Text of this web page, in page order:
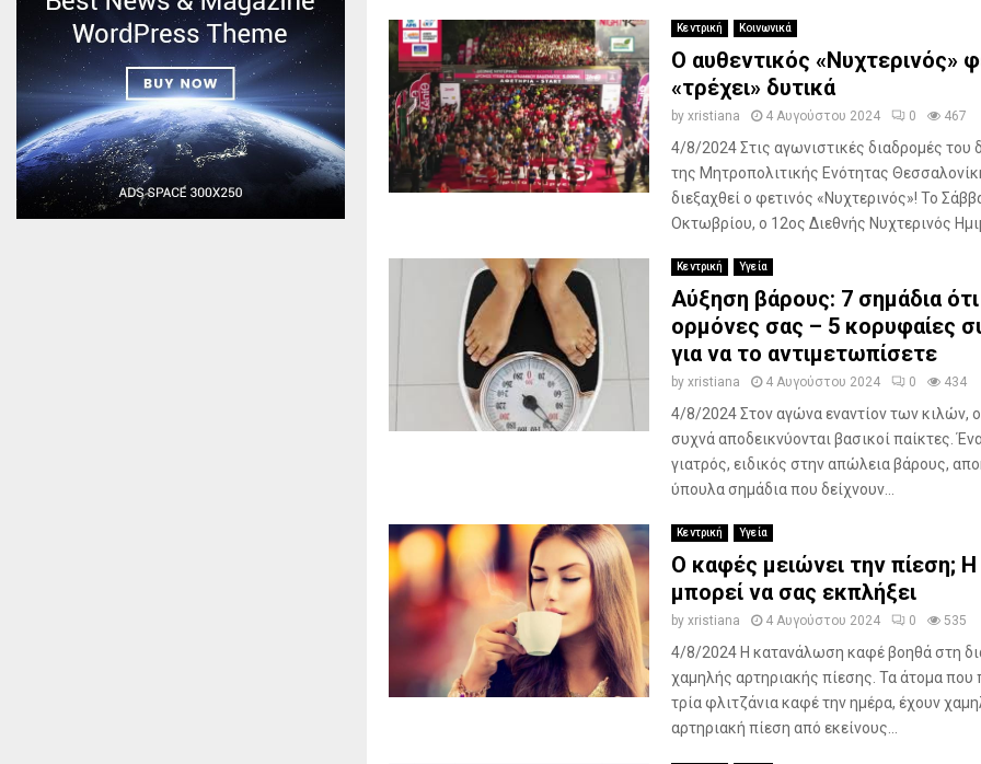
Κεντρική Κοινωνικά
Ο αυθεντικός «Νυχτερινός»
«τρέχει» δυτικά
by xristiana 4 Αυγούστου 2024 0 467
4/8/2024 Στις αγωνιστικές διαδρομές του
της Μητροπολιτικής Ενότητας
διεξαχθεί ο φετινός «Νυχτερινός»! Το
Οκτωβρίου, ο 12ος Διεθνής Νυχτερινός
Κεντρική Υγεία
Αύξηση βάρους: 7 σημάδια ότι
ορμόνες σας – 5 κορυφαίες
για να το αντιμετωπίσετε
by xristiana 4 Αυγούστου 2024 0 434
4/8/2024 Στον αγώνα εναντίον των κιλών,
συχνά αποδεικνύονται βασικοί παίκτες.
γιατρός, ειδικός στην απώλεια βάρους,
ύπουλα σημάδια που δείχνουν...
Κεντρική Υγεία
Ο καφές μειώνει την πίεση;
μπορεί να σας εκπλήξει
by xristiana 4 Αυγούστου 2024 0 535
4/8/2024 Η κατανάλωση καφέ βοηθά στη
χαμηλής αρτηριακής πίεσης. Τα άτομα που
τρία φλιτζάνια καφέ την ημέρα, έχουν
αρτηριακή πίεση από εκείνους...